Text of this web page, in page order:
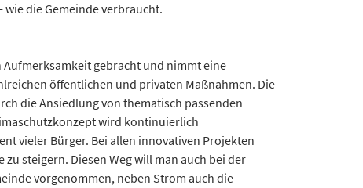
die Gemeinde verbraucht.
gebracht und nimmt eine
öffentlichen und privaten Maßnahmen. Die
die Ansiedlung von thematisch passenden
wird kontinuierlich
vieler Bürger. Bei allen innovativen Projekten
steigern. Diesen Weg will man auch bei der
vorgenommen, neben Strom auch die